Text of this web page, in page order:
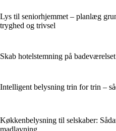
Lys til seniorhjemmet – planlæg
tryghed og trivsel
Skab hotelstemning på
Intelligent belysning trin for trin –
Køkkenbelysning til selskaber: